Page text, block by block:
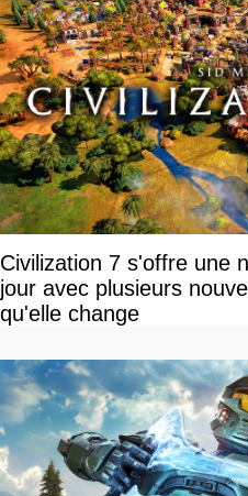
Civilization 7 s'offre une
jour avec plusieurs
qu'elle change